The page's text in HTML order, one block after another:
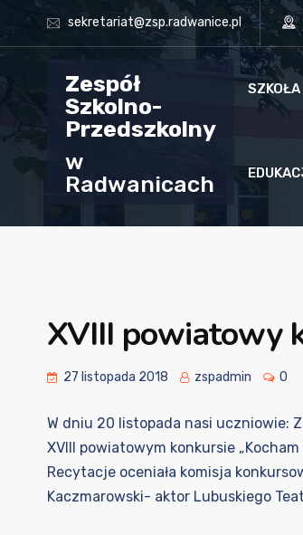
sekretariat@zsp.radwanice.pl
Zespół
Szkolno-
Przedszkolny
w
Radwanicach
SZKOŁA
XVIII powiatowy
27 listopada 2018 zspadmin 0
W dniu 20 listopada nasi uczniowie:
XVIII powiatowym konkursie
Recytacje oceniała komisja
Kaczmarowski- aktor Lubuskiego